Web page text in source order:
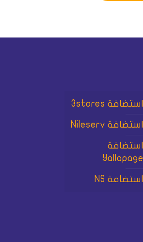
استضافة 3stores
استضافة Nileserv
استضافة
Yallapage
استضافة NS